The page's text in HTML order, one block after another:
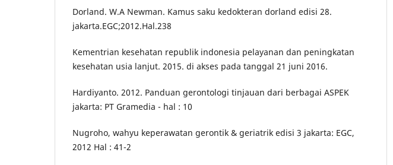
Dorland. W.A Newman. Kamus saku kedokteran dorland edisi 28.
jakarta.EGC;2012.Hal.238
Kementrian kesehatan republik indonesia pelayanan dan peningkatan
kesehatan usia lanjut. 2015. di akses pada tanggal 21 juni 2016.
Hardiyanto. 2012. Panduan gerontologi tinjauan dari berbagai ASPEK
jakarta: PT Gramedia - hal : 10
Nugroho, wahyu keperawatan gerontik & geriatrik edisi 3 jakarta: EGC,
2012 Hal : 41-2